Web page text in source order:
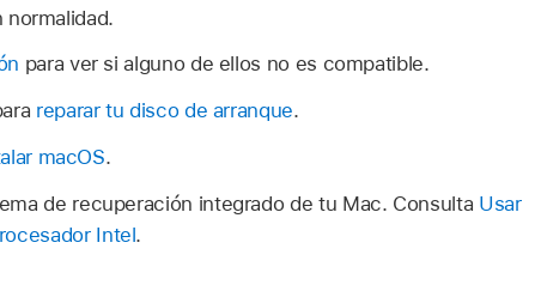
para ver si alguno de ellos no es compatible.
reparar tu disco de arranque.
macOS.
de recuperación integrado de tu Mac. Consulta Usar
Intel.